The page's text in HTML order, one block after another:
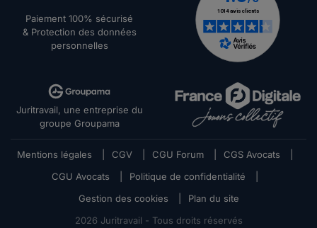
Paiement 100% sécurisé
& Protection des données
personnelles
Juritravail, une entreprise du
groupe Groupama
Mentions légales CGV CGU Forum CGS Avocats
CGU Avocats
Politique de confidentialité
Gestion des cookies
Plan du site
2026 Juritravail - Tous droits réservés